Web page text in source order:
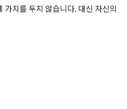
치를 두지 않습니다. 대신 자신의